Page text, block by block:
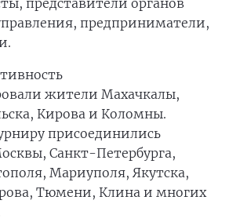
представители органов
предприниматели,
жители Махачкалы,
Кирова и Коломны.
присоединились
Санкт-Петербурга,
Мариуполя, Якутска,
Тюмени, Клина и многих